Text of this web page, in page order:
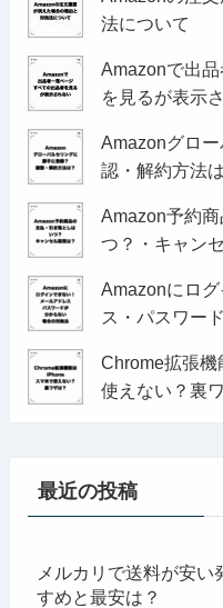
法について
Amazonで出
を見るが表示
Amazonグロ
認・解約方法
Amazon予約
つ？・キャン
Amazonにロ
ス・パスワー
Chrome拡張
使えない？裏
最近の投稿
メルカリで送料が安
すめと最安は？